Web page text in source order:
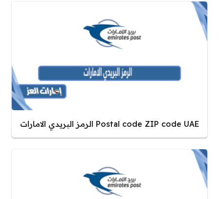
Postal code ZIP code UAE الرمز البريدي الامارات